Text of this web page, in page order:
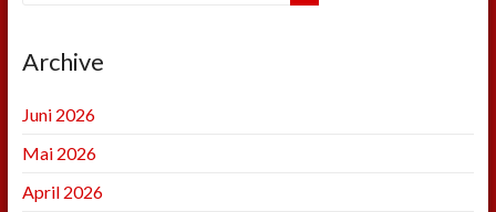
Archive
Juni 2026
Mai 2026
April 2026